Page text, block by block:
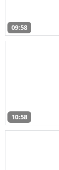
09:58
10:58